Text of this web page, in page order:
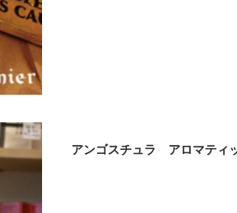
アンゴスチュラ アロマティ